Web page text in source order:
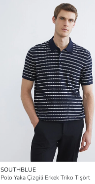
SOUTHBLUE
Polo Yaka Çizgili Erkek Triko Tişört